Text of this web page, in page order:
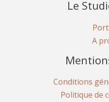
Le
A
Conditions
Politique de